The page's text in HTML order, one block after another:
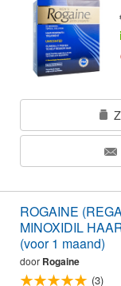
ROGAINE
MINOXIDIL
(voor 1 maand)
door Rogaine
(3)